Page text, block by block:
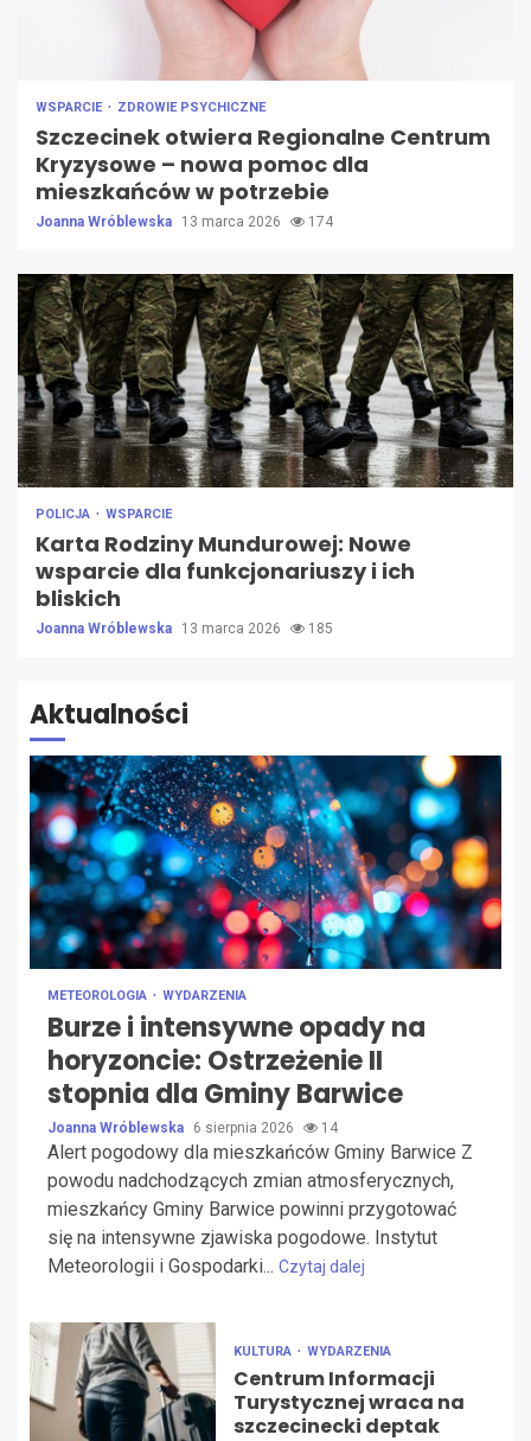
WSPARCIE ZDROWIE PSYCHICZNE
Szczecinek otwiera Regionalne Centrum
Kryzysowe – nowa pomoc dla
mieszkańców w potrzebie
Joanna Wróblewska 13 marca 2026 174
POLICJA WSPARCIE
Karta Rodziny Mundurowej: Nowe
wsparcie dla funkcjonariuszy i ich
bliskich
Joanna Wróblewska 13 marca 2026 185
Aktualności
METEOROLOGIA WYDARZENIA
Burze i intensywne opady na
horyzoncie: Ostrzeżenie II
stopnia dla Gminy Barwice
Joanna Wróblewska 6 sierpnia 2026 14
Alert pogodowy dla mieszkańców Gminy Barwice Z
powodu nadchodzących zmian atmosferycznych,
mieszkańcy Gminy Barwice powinni przygotować
się na intensywne zjawiska pogodowe. Instytut
Meteorologii i Gospodarki... Czytaj dalej
KULTURA WYDARZENIA
Centrum Informacji
Turystycznej wraca na
szczecinecki deptak